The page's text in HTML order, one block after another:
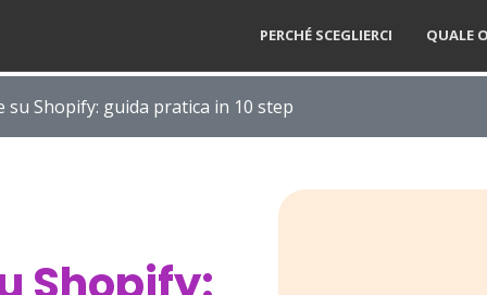
PERCHÉ SCEGLIERCI QUALE
su Shopify: guida pratica in 10 step